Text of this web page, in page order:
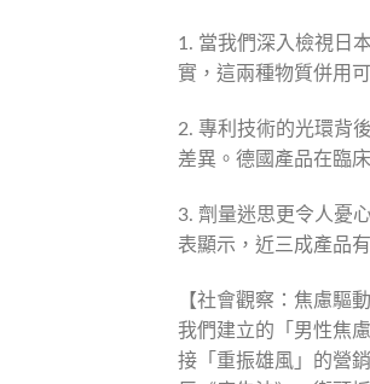
1. 當我們深入檢視日
實，這兩種物質併用
2. 專利技術的光環背
差異。德國產品在臨
3. 劑量迷思更令人憂
表顯示，近三成產品
【社會觀察：焦慮驅
我們建立的「男性焦
接「重振雄風」的營